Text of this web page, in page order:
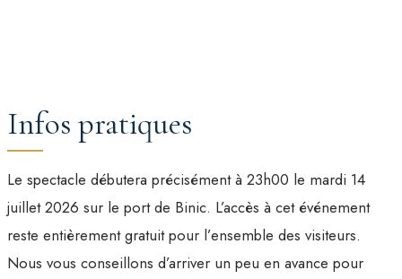
Infos pratiques
Le spectacle débutera précisément à 23h00 le mardi 14
juillet 2026 sur le port de Binic. L’accès à cet événement
reste entièrement gratuit pour l’ensemble des visiteurs.
Nous vous conseillons d’arriver un peu en avance pour